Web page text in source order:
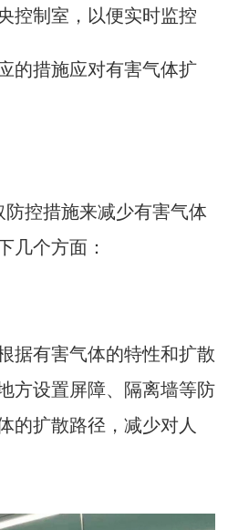
控制室，以便实时监控
的措施应对有害气体扩
控措施来减少有害气体
几个方面：
有害气体的特性和扩散
方设置屏障、隔离墙等防
的扩散路径，减少对人